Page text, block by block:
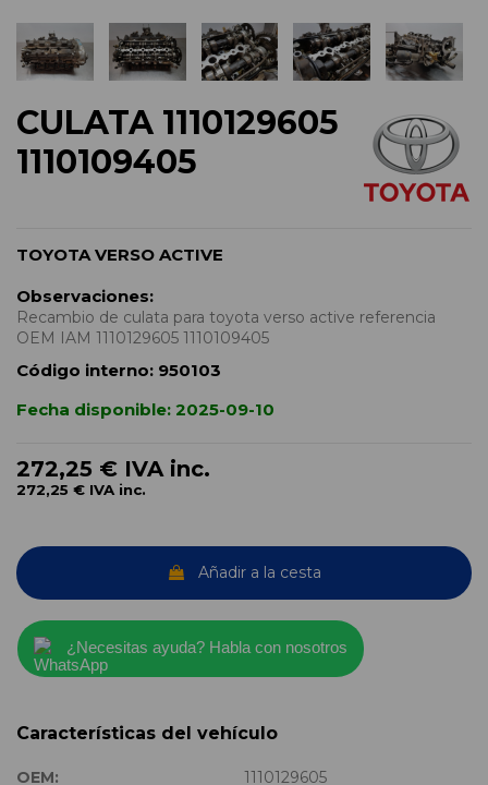
CULATA 1110129605
1110109405
TOYOTA VERSO ACTIVE
Observaciones:
Recambio de culata para toyota verso active referencia
OEM IAM 1110129605 1110109405
Código interno: 950103
Fecha disponible: 2025-09-10
272,25 € IVA inc.
272,25 € IVA inc.
Añadir a la cesta
¿Necesitas ayuda? Habla con nosotros
Características del vehículo
OEM:
1110129605